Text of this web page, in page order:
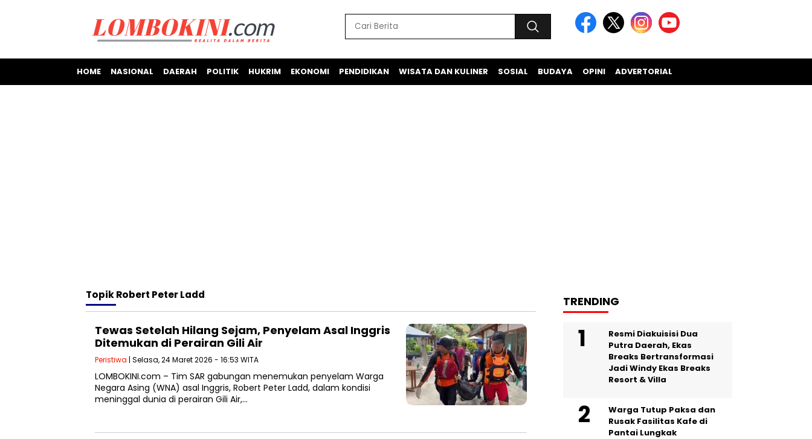
HOME NASIONAL DAERAH POLITIK HUKRIM EKONOMI PENDIDIKAN WISATA DAN KULINER SOSIAL BUDAYA OPINI ADVERTORIAL
TopikRobert Peter Ladd
Tewas Setelah Hilang Sejam, Penyelam Asal Inggris
Ditemukan di Perairan Gili Air
Peristiwa | Selasa, 24 Maret 2026 - 16:53 WITA
LOMBOKINI.com – Tim SAR gabungan menemukan penyelam Warga
Negara Asing (WNA) asal Inggris, Robert Peter Ladd, dalam kondisi
meninggal dunia di perairan Gili Air,…
TRENDING
Resmi Diakuisisi Dua
Putra Daerah, Ekas
Breaks Bertransformasi
Jadi Windy Ekas Breaks
Resort & Villa
Warga Tutup Paksa dan
Rusak Fasilitas Kafe di
Pantai Lungkak